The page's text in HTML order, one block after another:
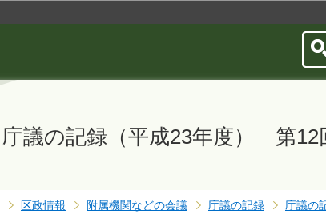
庁議の記録（平成23年度） 第12
区政情報 附属機関などの会議 庁議の記録
庁議の